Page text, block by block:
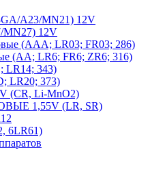
A23/MN21) 12V
MN27) 12V
(AAA; LR03; FR03; 286)
(AA; LR6; FR6; ZR6; 316)
LR14; 343)
LR20; 373)
(CR, Li-MnO2)
1,55V (LR, SR)
6LR61)